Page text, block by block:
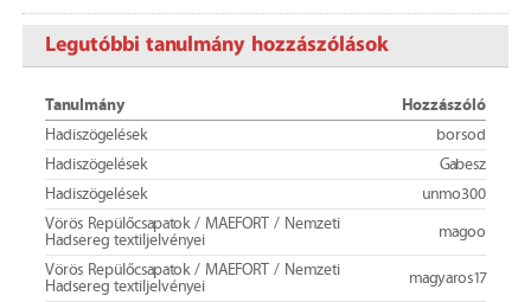
Legutóbbi tanulmány hozzászólások
Tanulmány
Hozzászóló
Hadiszögelések
borsod
Hadiszögelések
Gabesz
Hadiszögelések
unmo300
Vörös Repülőcsapatok / MAEFORT / Nemzeti
Hadsereg textiljelvényei
magoo
Vörös Repülőcsapatok / MAEFORT / Nemzeti
Hadsereg textiljelvényei
magyaros17